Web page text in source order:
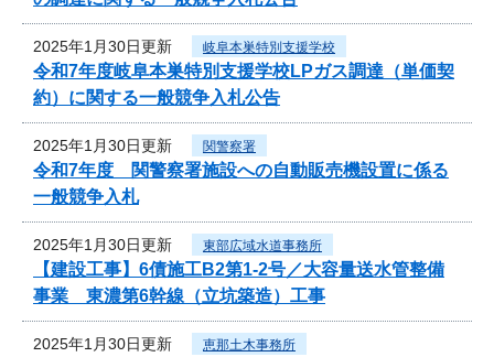
2025年1月30日更新 岐阜本巣特別支援学校
令和7年度岐阜本巣特別支援学校LPガス調達（単価契
約）に関する一般競争入札公告
2025年1月30日更新 関警察署
令和7年度 関警察署施設への自動販売機設置に係る
一般競争入札
2025年1月30日更新 東部広域水道事務所
【建設工事】6債施工B2第1-2号／大容量送水管整備
事業 東濃第6幹線（立坑築造）工事
2025年1月30日更新 恵那土木事務所